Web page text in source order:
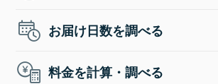
お届け日数を調べる
料金を計算・調べる